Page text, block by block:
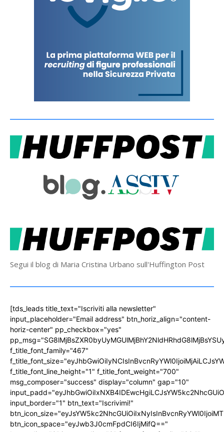
Segui il blog di Maria Cristina Urbano sull'Huffington Post
[tds_leads title_text="Iscriviti alla newsletter"
input_placeholder="Email address" btn_horiz_align="content-
horiz-center" pp_checkbox="yes"
f_title_font_family="467"
f_title_font_line_height="1" f_title_font_weight="700"
msg_composer="success" display="column" gap="10"
input_border="1" btn_text="Iscrivimi!"
btn_icon_space="eyJwb3J0cmFpdCI6IjMifQ=="